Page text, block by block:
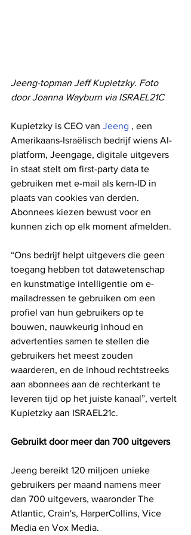
Jeeng-topman Jeff Kupietzky. Foto
door Joanna Wayburn via ISRAEL21C
Kupietzky is CEO van Jeeng , een
Amerikaans-Israëlisch bedrijf wiens AI-
platform, Jeengage, digitale uitgevers
in staat stelt om first-party data te
gebruiken met e-mail als kern-ID in
plaats van cookies van derden.
Abonnees kiezen bewust voor en
kunnen zich op elk moment afmelden.
“Ons bedrijf helpt uitgevers die geen
toegang hebben tot datawetenschap
en kunstmatige intelligentie om e-
mailadressen te gebruiken om een ​​
profiel van hun gebruikers op te
bouwen, nauwkeurig inhoud en
advertenties samen te stellen die
gebruikers het meest zouden
waarderen, en de inhoud rechtstreeks
aan abonnees aan de rechterkant te
leveren tijd op het juiste kanaal”, vertelt
Kupietzky aan ISRAEL21c.
Gebruikt door meer dan 700 uitgevers
Jeeng bereikt 120 miljoen unieke
gebruikers per maand namens meer
dan 700 uitgevers, waaronder The
Atlantic, Crain's, HarperCollins, Vice
Media en Vox Media.